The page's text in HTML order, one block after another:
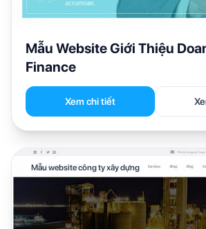
Mẫu Website Giới Thiệu
Finance
Xem chi tiết
Mẫu website công ty xây dựng